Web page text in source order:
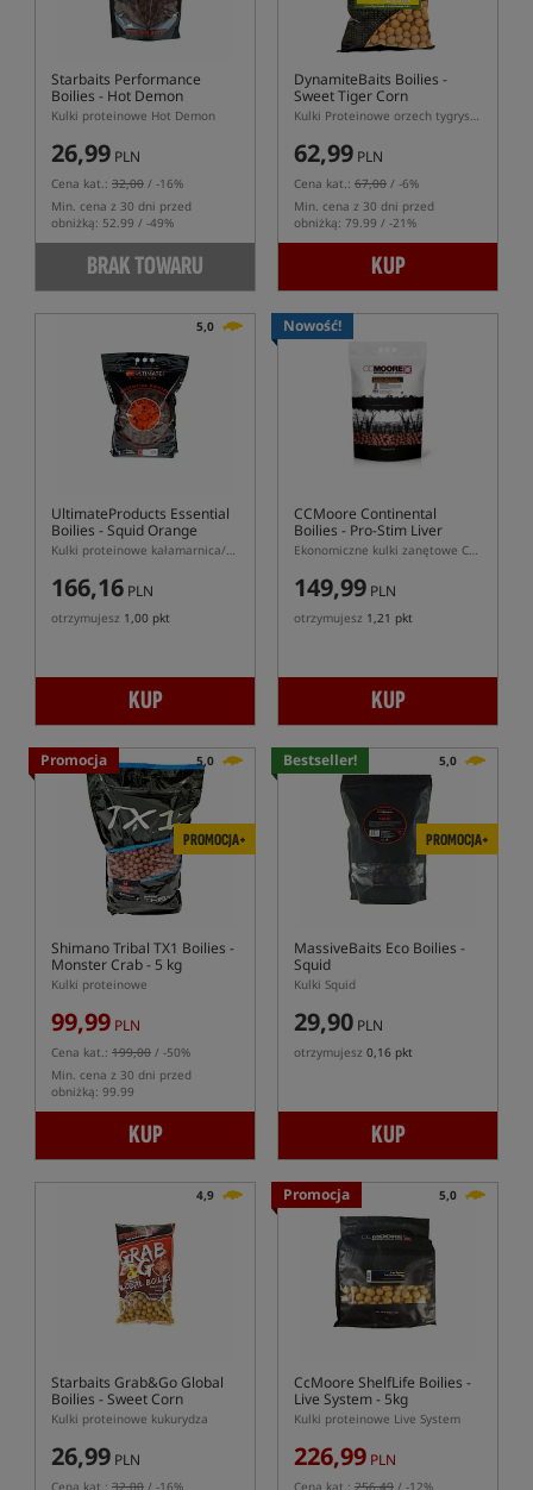
Starbaits Performance
Boilies - Hot Demon
Kulki proteinowe Hot Demon
26,99 PLN
Cena kat.: 32,00 / -16%
Min. cena z 30 dni przed
obniżką: 52.99 / -49%
BRAK TOWARU
DynamiteBaits Boilies -
Sweet Tiger Corn
Kulki Proteinowe orzech tygrysi z kukurydzą
62,99 PLN
Cena kat.: 67,00 / -6%
Min. cena z 30 dni przed
obniżką: 79.99 / -21%
KUP
5,0
UltimateProducts Essential
Boilies - Squid Orange
Kulki proteinowe kałamarnica/pomarańcza
166,16 PLN
otrzymujesz 1,00 pkt
KUP
Nowość!
CCMoore Continental
Boilies - Pro-Stim Liver
Ekonomiczne kulki zanętowe CCMoore Continental Pro-Stim Liver
149,99 PLN
otrzymujesz 1,21 pkt
KUP
Promocja 5,0
PROMOCJA+
Shimano Tribal TX1 Boilies -
Monster Crab - 5 kg
Kulki proteinowe
99,99 PLN
Cena kat.: 199,00 / -50%
Min. cena z 30 dni przed
obniżką: 99.99
KUP
Bestseller! 5,0
PROMOCJA+
MassiveBaits Eco Boilies -
Squid
Kulki Squid
29,90 PLN
otrzymujesz 0,16 pkt
KUP
4,9
Starbaits Grab&Go Global
Boilies - Sweet Corn
Kulki proteinowe kukurydza
26,99 PLN
Cena kat.: 32,00 / -16%
Promocja 5,0
CcMoore ShelfLife Boilies -
Live System - 5kg
Kulki proteinowe Live System
226,99 PLN
Cena kat.: 256,49 / -12%